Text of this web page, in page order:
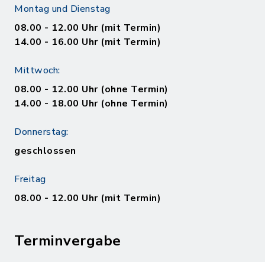
Montag und Dienstag
08.00 - 12.00 Uhr (mit Termin)
14.00 - 16.00 Uhr (mit Termin)
Mittwoch:
08.00 - 12.00 Uhr (ohne Termin)
14.00 - 18.00 Uhr (ohne Termin)
Donnerstag:
geschlossen
Freitag
08.00 - 12.00 Uhr (mit Termin)
Terminvergabe